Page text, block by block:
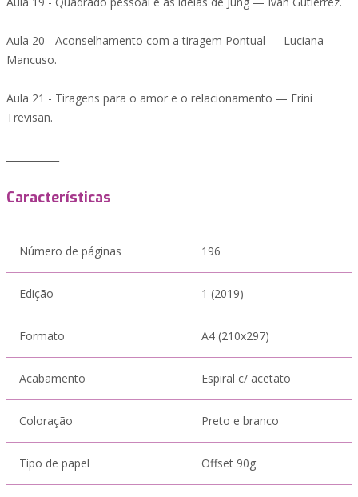
Aula 20 - Aconselhamento com a tiragem Pontual — Luciana
Mancuso.
Aula 21 - Tiragens para o amor e o relacionamento — Frini
Trevisan.
Características
Número de páginas 196
Edição 1 (2019)
Formato A4 (210x297)
Acabamento Espiral c/ acetato
Coloração Preto e branco
Tipo de papel Offset 90g